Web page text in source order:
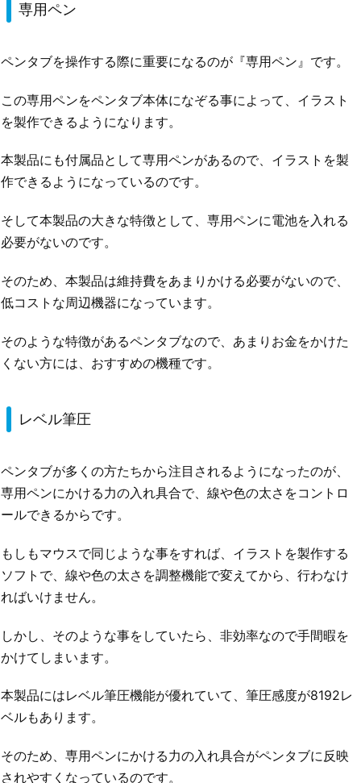
専用ペン
ペンタブを操作する際に重要になるのが『専用ペン』です。
この専用ペンをペンタブ本体になぞる事によって、イラスト
を製作できるようになります。
本製品にも付属品として専用ペンがあるので、イラストを製
作できるようになっているのです。
そして本製品の大きな特徴として、専用ペンに電池を入れる
必要がないのです。
そのため、本製品は維持費をあまりかける必要がないので、
低コストな周辺機器になっています。
そのような特徴があるペンタブなので、あまりお金をかけた
くない方には、おすすめの機種です。
レベル筆圧
ペンタブが多くの方たちから注目されるようになったのが、
専用ペンにかける力の入れ具合で、線や色の太さをコントロ
ールできるからです。
もしもマウスで同じような事をすれば、イラストを製作する
ソフトで、線や色の太さを調整機能で変えてから、行わなけ
ればいけません。
しかし、そのような事をしていたら、非効率なので手間暇を
かけてしまいます。
本製品にはレベル筆圧機能が優れていて、筆圧感度が8192レ
ベルもあります。
そのため、専用ペンにかける力の入れ具合がペンタブに反映
されやすくなっているのです。